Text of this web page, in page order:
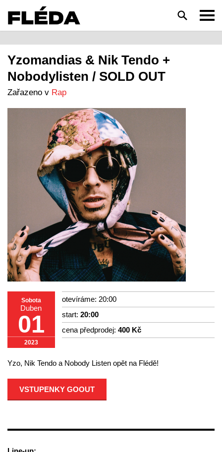
HLEDAT
Yzomandias & Nik Tendo +
Nobodylisten / SOLD OUT
Zařazeno v Rap
Sobota
Duben
01
2023
otevíráme: 20:00
start: 20:00
cena předprodej: 400 Kč
Yzo, Nik Tendo a Nobody Listen opět na Flédě!
VSTUPENKY GOOUT